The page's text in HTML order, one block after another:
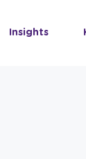
Insights